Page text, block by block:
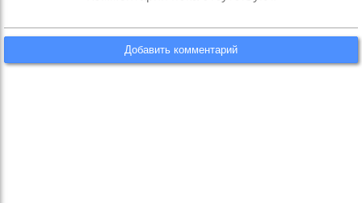
Добавить комментарий